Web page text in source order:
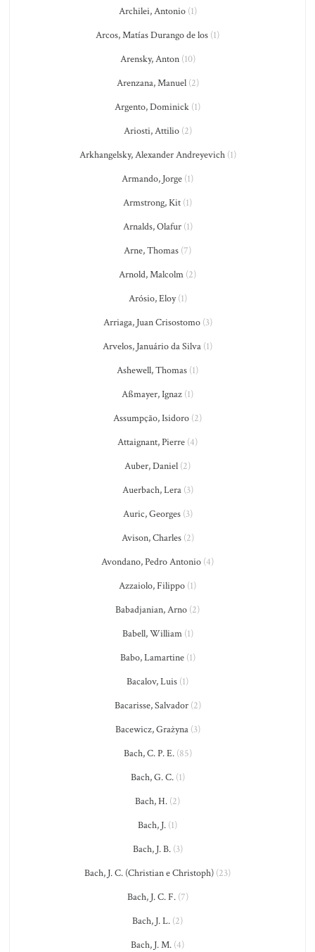
Archilei, Antonio(1)
Arcos, Matías Durango de los (1)
Arensky, Anton(10)
Arenzana, Manuel(2)
Argento, Dominick (1)
Ariosti, Attilio(2)
Arkhangelsky, Alexander Andreyevich(1)
Armando, Jorge (1)
Armstrong, Kit (1)
Arnalds, Olafur(1)
Arne, Thomas (7)
Arnold, Malcolm (2)
Arósio, Eloy(1)
Arriaga, Juan Crisostomo(3)
Arvelos, Januário da Silva (1)
Ashewell, Thomas (1)
Aßmayer, Ignaz (1)
Assumpção, Isidoro (2)
Attaignant, Pierre (4)
Auber, Daniel (2)
Auerbach, Lera(3)
Auric, Georges(3)
Avison, Charles(2)
Avondano, Pedro Antonio (4)
Azzaiolo, Filippo (1)
Babadjanian, Arno (2)
Babell, William(1)
Babo, Lamartine(1)
Bacalov, Luis (1)
Bacarisse, Salvador(2)
Bacewicz, Grażyna(3)
Bach, C. P. E.(85)
Bach, G. C.(1)
Bach, H. (2)
Bach, J. (1)
Bach, J. B.(3)
Bach, J. C. (Christian e Christoph) (23)
Bach, J. C. F.(7)
Bach, J. L. (2)
Bach, J. M. (4)